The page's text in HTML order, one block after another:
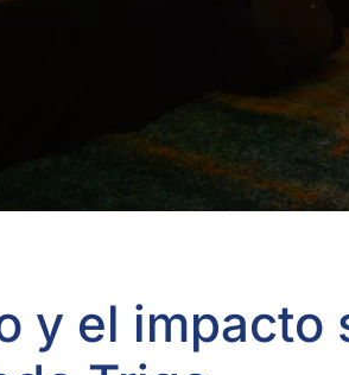
y el impacto